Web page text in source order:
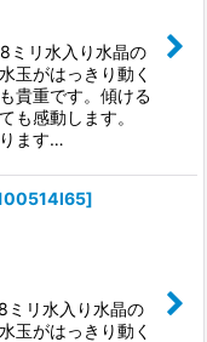
リ水入り水晶の
玉がはっきり動く
貴重です。傾ける
も感動します。
ます…
]
リ水入り水晶の
玉がはっきり動く